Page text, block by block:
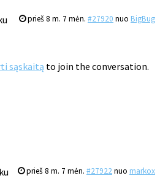
prieš 8 m. 7 mėn. #27920 nuo BigBug
sąskaitą to join the conversation.
prieš 8 m. 7 mėn. #27922nuo markox